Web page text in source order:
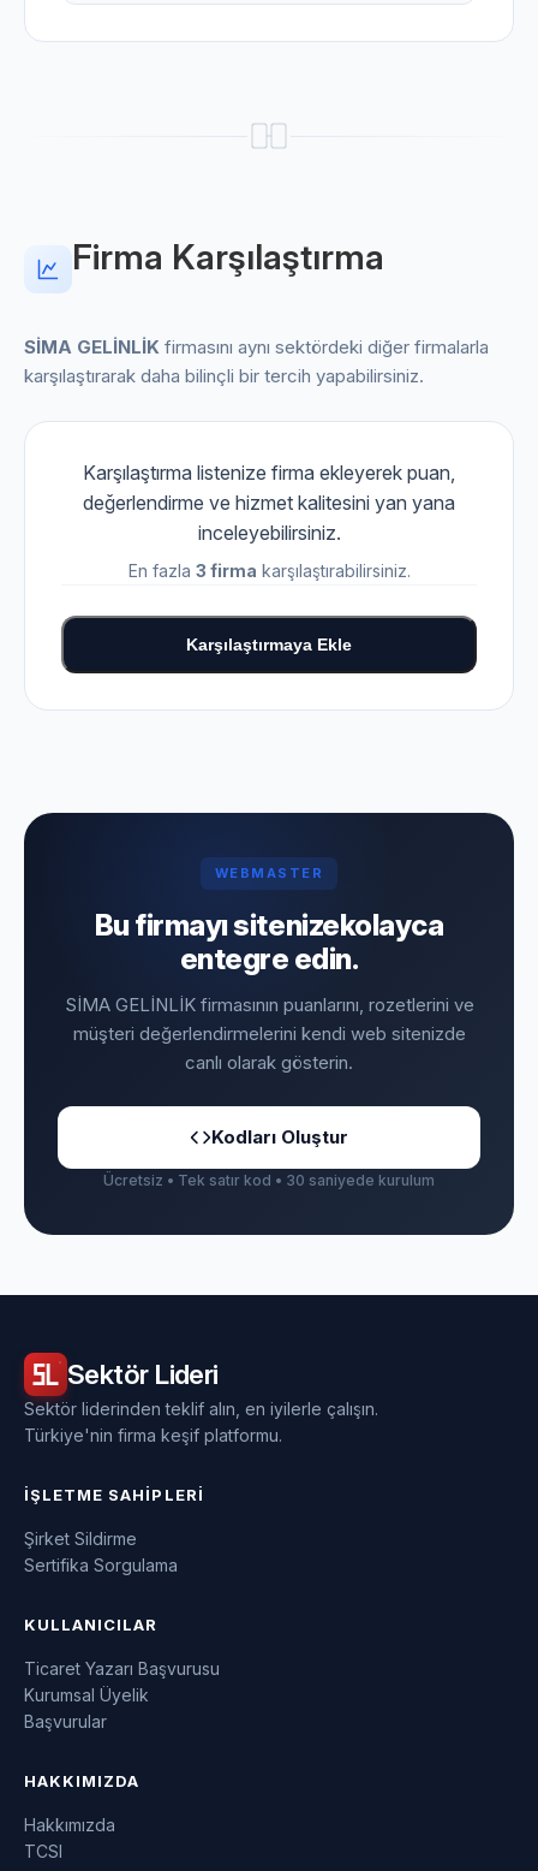
Firma Karşılaştırma
SİMA GELİNLİK firmasını aynı sektördeki diğer firmalarla
karşılaştırarak daha bilinçli bir tercih yapabilirsiniz.
Karşılaştırma listenize firma ekleyerek puan,
değerlendirme ve hizmet kalitesini yan yana
inceleyebilirsiniz.
En fazla 3 firma karşılaştırabilirsiniz.
Karşılaştırmaya Ekle
WEBMASTER
Bu firmayı sitenizekolayca
entegre edin.
SİMA GELİNLİK firmasının puanlarını, rozetlerini ve
müşteri değerlendirmelerini kendi web sitenizde
canlı olarak gösterin.
Kodları Oluştur
Ücretsiz • Tek satır kod • 30 saniyede kurulum
Sektör Lideri
Sektör liderinden teklif alın, en iyilerle çalışın.
Türkiye'nin firma keşif platformu.
İŞLETME SAHIPLERI
Şirket Sildirme
Sertifika Sorgulama
KULLANICILAR
Ticaret Yazarı Başvurusu
Kurumsal Üyelik
Başvurular
HAKKIMIZDA
Hakkımızda
TCSI